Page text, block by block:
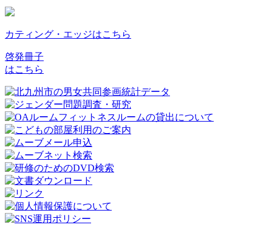
カティング・エッジはこちら
啓発冊子
はこちら